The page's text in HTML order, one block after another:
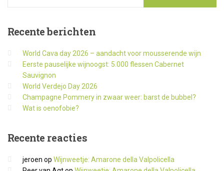
Recenteberichten
World Cava day 2026 – aandacht voor mousserende wijn
Eerste pauselijke wijnoogst: 5.000 flessen Cabernet
Sauvignon
World Verdejo Day 2026
Champagne Pommery in zwaar weer: barst de bubbel?
Wat is oenofobie?
Recente reacties
jeroen op Wijnweetje: Amarone della Valpolicella